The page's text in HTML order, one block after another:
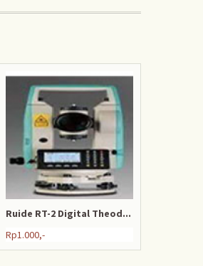
Ruide RT-2 Digital Theod...
Rp1.000,-